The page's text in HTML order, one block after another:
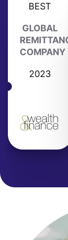
BEST
GLOBAL
COMPANY
2023